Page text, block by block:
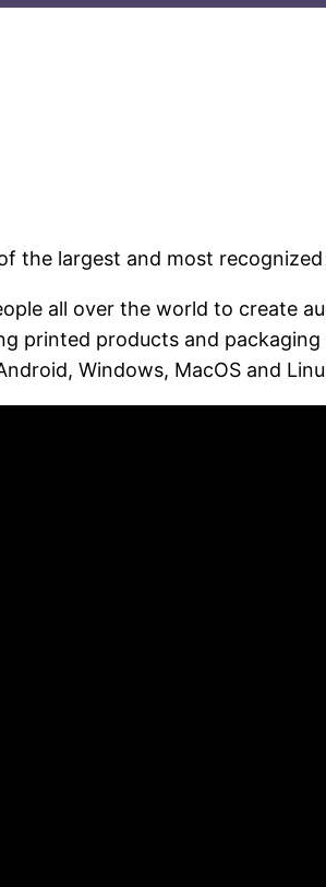
the largest and most
all over the world to create
printed products and
Windows, MacOS and